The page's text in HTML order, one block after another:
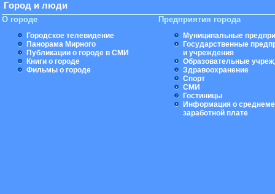
Город и люди
О городе
Городское телевидение
Панорама Мирного
Публикации о городе в СМИ
Книги о городе
Фильмы о городе
Предприятия города
Муниципальные
Государственные
и учреждения
Образовательные
Здравоохранение
Спорт
СМИ
Гостиницы
Информация о
заработной плате